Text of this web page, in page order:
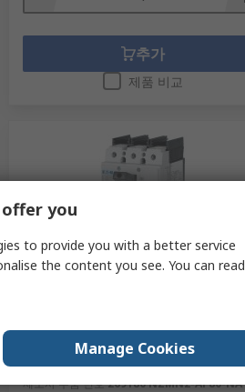
추가
제품 비교
제조사가 재고 비축중
Capacity 5 kA, Fixed
RS 제품 번호253-903
제조사 부품 번호269180 NZMN2-AF80-NA
you
to provide you with a better service
the content you see. You can read
Manage Cookies